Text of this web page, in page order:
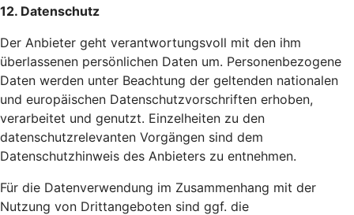
12. Datenschutz
Der Anbieter geht verantwortungsvoll mit den ihm
überlassenen persönlichen Daten um. Personenbezogene
Daten werden unter Beachtung der geltenden nationalen
und europäischen Datenschutzvorschriften erhoben,
verarbeitet und genutzt. Einzelheiten zu den
datenschutzrelevanten Vorgängen sind dem
Datenschutzhinweis des Anbieters zu entnehmen.
Für die Datenverwendung im Zusammenhang mit der
Nutzung von Drittangeboten sind ggf. die